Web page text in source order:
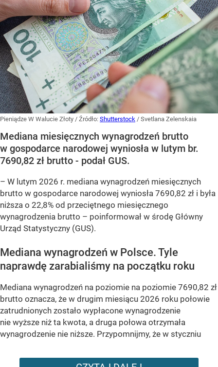
Pieniądze W Walucie Złoty / Źródło: Shutterstock / Svetlana Zelenskaia
Mediana miesięcznych wynagrodzeń brutto
w gospodarce narodowej wyniosła w lutym br.
7690,82 zł brutto - podał GUS.
– W lutym 2026 r. mediana wynagrodzeń miesięcznych
brutto w gospodarce narodowej wyniosła 7690,82 zł i była
niższa o 22,8% od przeciętnego miesięcznego
wynagrodzenia brutto – poinformował w środę Główny
Urząd Statystyczny (GUS).
Mediana wynagrodzeń w Polsce. Tyle
naprawdę zarabialiśmy na początku roku
Mediana wynagrodzeń na poziomie na poziomie 7690,82 zł
brutto oznacza, że w drugim miesiącu 2026 roku połowie
zatrudnionych zostało wypłacone wynagrodzenie
nie wyższe niż ta kwota, a druga połowa otrzymała
wynagrodzenie nie niższe. Przypomnijmy, że w styczniu